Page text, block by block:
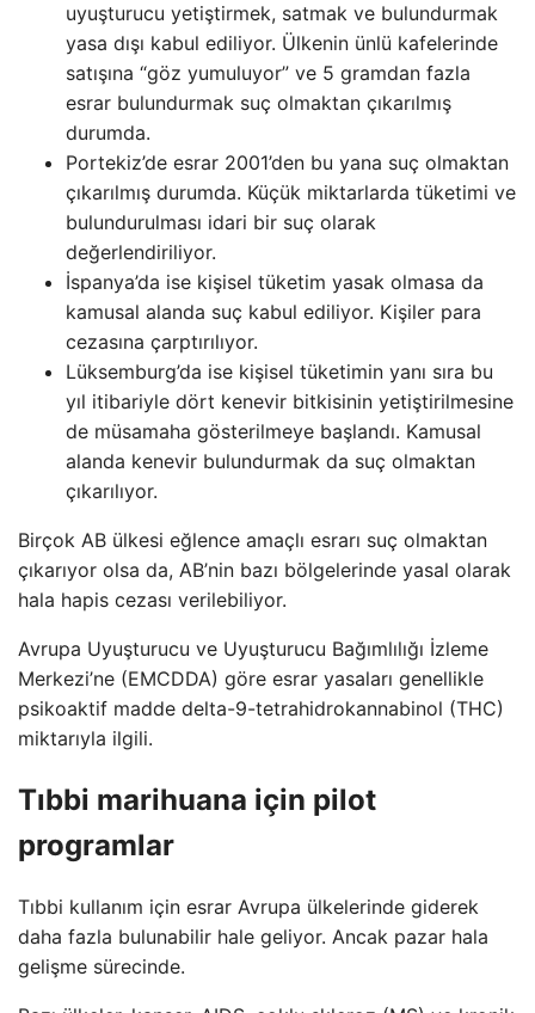
uyuşturucu yetiştirmek, satmak ve bulundurmak
yasa dışı kabul ediliyor. Ülkenin ünlü kafelerinde
satışına “göz yumuluyor” ve 5 gramdan fazla
esrar bulundurmak suç olmaktan çıkarılmış
durumda.
Portekiz’de esrar 2001’den bu yana suç olmaktan
çıkarılmış durumda. Küçük miktarlarda tüketimi ve
bulundurulması idari bir suç olarak
değerlendiriliyor.
İspanya’da ise kişisel tüketim yasak olmasa da
kamusal alanda suç kabul ediliyor. Kişiler para
cezasına çarptırılıyor.
Lüksemburg’da ise kişisel tüketimin yanı sıra bu
yıl itibariyle dört kenevir bitkisinin yetiştirilmesine
de müsamaha gösterilmeye başlandı. Kamusal
alanda kenevir bulundurmak da suç olmaktan
çıkarılıyor.
Birçok AB ülkesi eğlence amaçlı esrarı suç olmaktan
çıkarıyor olsa da, AB’nin bazı bölgelerinde yasal olarak
hala hapis cezası verilebiliyor.
Avrupa Uyuşturucu ve Uyuşturucu Bağımlılığı İzleme
Merkezi’ne (EMCDDA) göre esrar yasaları genellikle
psikoaktif madde delta-9-tetrahidrokannabinol (THC)
miktarıyla ilgili.
Tıbbi marihuana için pilot
programlar
Tıbbi kullanım için esrar Avrupa ülkelerinde giderek
daha fazla bulunabilir hale geliyor. Ancak pazar hala
gelişme sürecinde.